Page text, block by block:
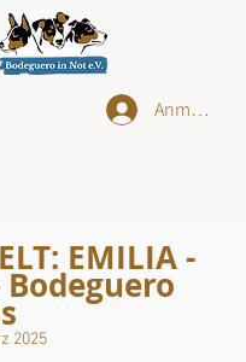
Anmelden
EMILIA -
2025